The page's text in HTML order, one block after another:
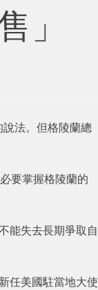
」
法。但格陵蘭總
要掌握格陵蘭的
能失去長期爭取自
任美國駐當地大使